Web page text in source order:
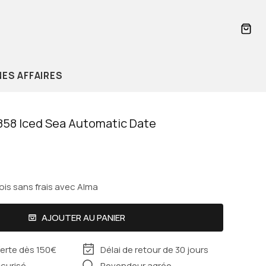
Delsey
AFFAIRES
Iced Sea Automatic Date
sans frais avec Alma
AJOUTER AU PANIER
dès 150€
Délai de retour de 30 jours